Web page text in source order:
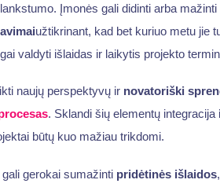
Įmonės gali didinti arba mažinti
užtikrinant, kad bet kuriuo metu jie
valdyti išlaidas ir laikytis projekto
naujų perspektyvų ir novatoriški
. Sklandi šių elementų integracija
būtų kuo mažiau trikdomi.
gerokai sumažinti pridėtinės išlaidos